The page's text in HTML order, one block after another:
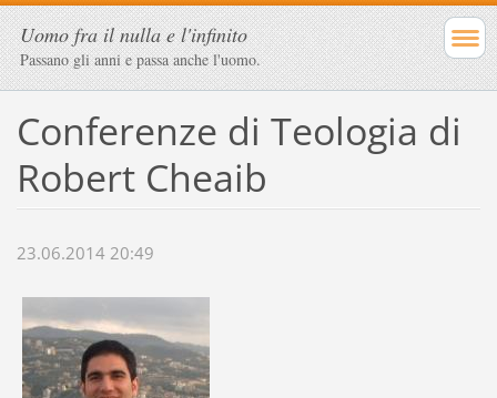
Uomo fra il nulla e l'infinito
Passano gli anni e passa anche l'uomo.
Conferenze di Teologia di
Robert Cheaib
23.06.2014 20:49